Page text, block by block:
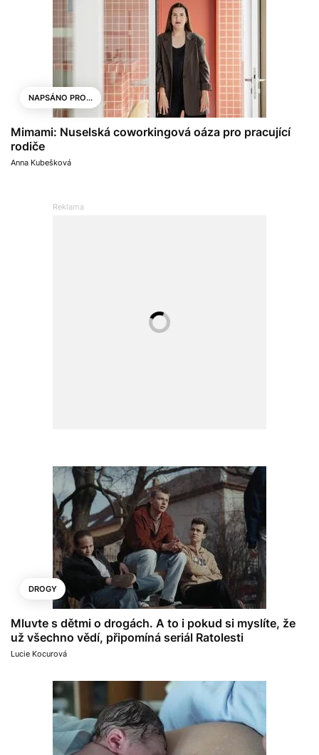
NAPSÁNO PRO...
Mimami: Nuselská coworkingová oáza pro pracující
rodiče
Anna Kubešková
DROGY
Mluvte s dětmi o drogách. A to i pokud si myslíte, že
už všechno vědí, připomíná seriál Ratolesti
Lucie Kocurová